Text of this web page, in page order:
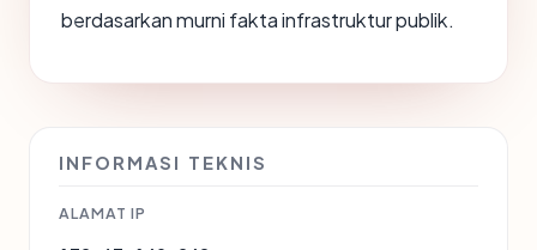
berdasarkan murni fakta infrastruktur publik.
INFORMASI TEKNIS
ALAMAT IP